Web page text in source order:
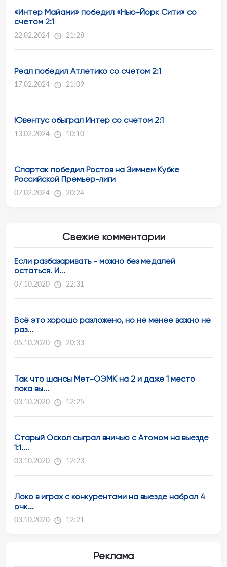
«Интер Майами» победил «Нью-Йорк Сити» со
счетом 2:1
22.02.2024 21:28
Реал победил Атлетико со счетом 2:1
17.02.2024 21:09
Ювентус обыграл Интер со счетом 2:1
13.02.2024 10:10
Спартак победил Ростов на Зимнем Кубке
Российской Премьер-лиги
07.02.2024 20:24
Свежие комментарии
Если разбазаривать - можно без медалей
остаться. И...
07.10.2020 22:31
Всё это хорошо разложено, но не менее важно не
раз...
05.10.2020 20:33
Так что шансы Мет-ОЭМК на 2 и даже 1 место
пока вы...
03.10.2020 12:25
Старый Оскол сыграл вничью с Атомом на выезде
1:1....
03.10.2020 12:23
Локо в играх с конкурентами на выезде набрал 4
очк...
03.10.2020 12:21
Реклама